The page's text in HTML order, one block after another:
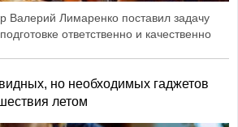
Валерий Лимаренко поставил задачу
ответственно и качественно
но необходимых гаджетов
летом